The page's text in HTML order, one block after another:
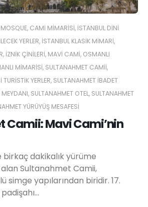
Camii: Mavi Cami’nin
MOSQUE, CAMI MIMARISI, İSTANBUL DINI
YERLER, İSTANBUL KLASIK MIMARI,
, İZNIK ÇINILERI, MAVI CAMI, OSMANLI
MIMARISI, SULTANAHMET CAMII,
YERLER, SULTANAHMET IBADET
, SULTANAHMET OTEL, SULTANAHMET
YÜRÜYÜŞ MESAFESI
dakikalık yürüme
Sultanahmet Camii,
simge yapılarından biridir. 17.